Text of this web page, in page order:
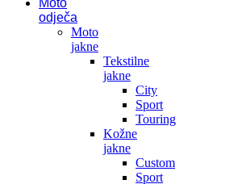
Moto
odječa
Moto
jakne
Tekstilne
jakne
City
Sport
Touring
Kožne
jakne
Custom
Sport